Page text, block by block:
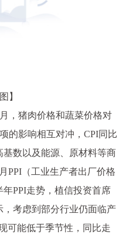
】
，猪肉价格和蔬菜价格对
的影响相互对冲，CPI同比
数以及能源、原材料等商
PPI（工业生产者出厂价格
PPI走势，植信投资首席
考虑到部分行业仍面临产
可能低于季节性，同比走